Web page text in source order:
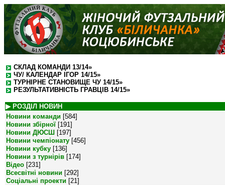
СКЛАД КОМАНДИ 13/14»
ЧУ/ КАЛЕНДАР ІГОР 14/15»
ТУРНІРНЕ СТАНОВИЩЕ ЧУ 14/15»
РЕЗУЛЬТАТИВНІСТЬ ГРАВЦІВ 14/15»
▶ РОЗДІЛ НОВИН
Новини команди [584]
Новини збірної [191]
Новини ДЮСШ [197]
Новини чемпіонату [456]
Новини кубку [136]
Новини з турнірів [174]
Відео [231]
Всесвітні новини [292]
Соціальні проекти [21]